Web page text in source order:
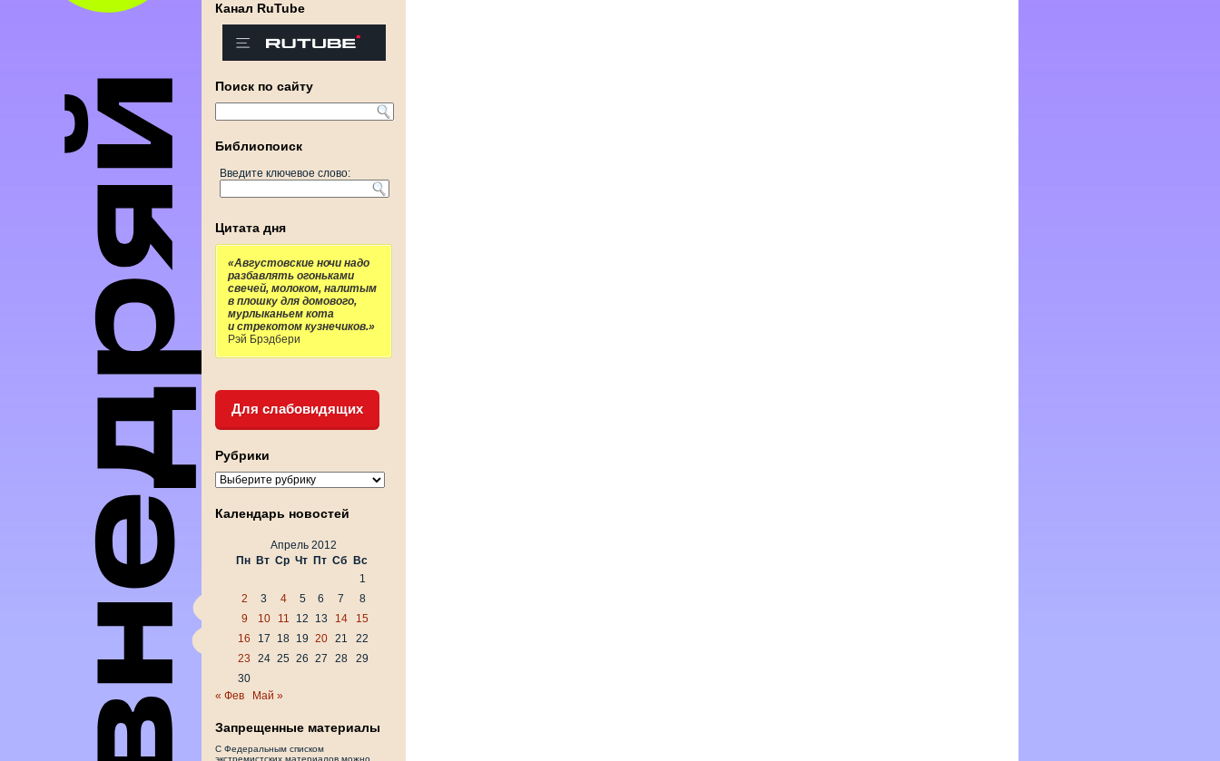
Канал RuTube
Поиск по сайту
Библиопоиск
Введите ключевое слово:
Цитата дня
«Августовские ночи надо
разбавлять огоньками
свечей, молоком, налитым
в плошку для домового,
мурлыканьем кота
и стрекотом кузнечиков.»
Рэй Брэдбери
Для слабовидящих
Рубрики
Рубрики
Календарь новостей
Апрель 2012
Пн Вт Ср Чт Пт Сб
Вс
1
2
3 4 5 6 7
8
9
10 11 12 13 14
15
16
17 18 19 20 21
22
23
24 25 26 27 28
29
30
« Фев
Май »
Запрещенные материалы
С Федеральным списком